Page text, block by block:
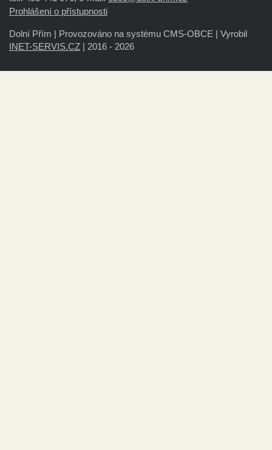
Prohlášení o přístupnosti
Dolní Přím | Provozováno na systému CMS-OBCE | Vyrobil
INET-SERVIS.CZ | 2016 - 2026